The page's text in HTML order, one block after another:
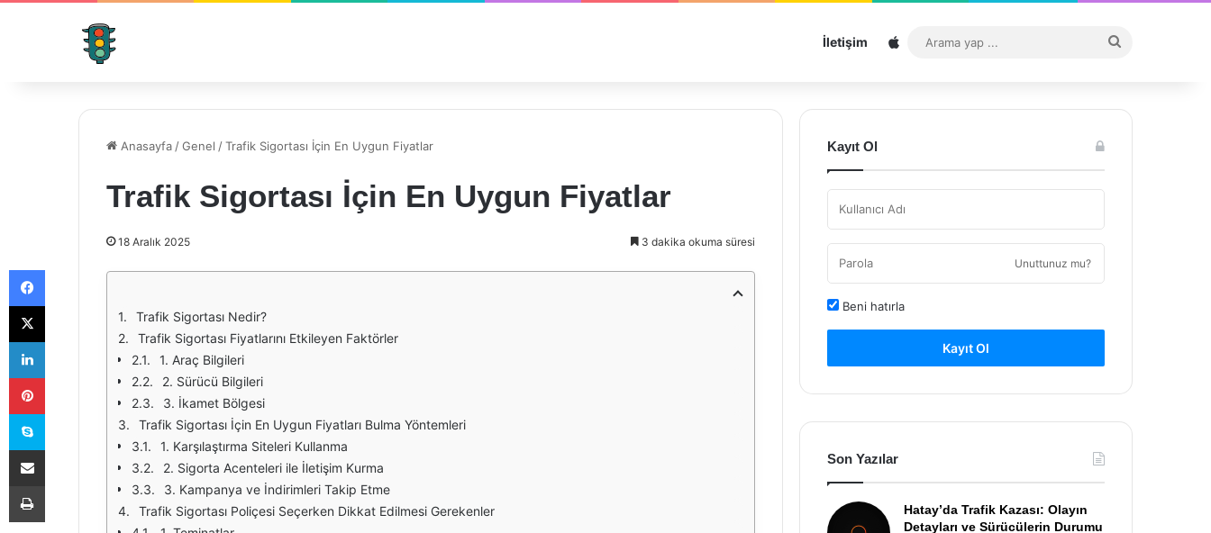
İletişim Sitemap
...
Anasayfa /Genel /Trafik Sigortası İçin En Uygun Fiyatlar
Trafik Sigortası İçin En Uygun Fiyatlar
18 Aralık 2025 3 dakika okuma süresi
Trafik Sigortası Nedir?
Trafik Sigortası Fiyatlarını Etkileyen Faktörler
1. Araç Bilgileri
2. Sürücü Bilgileri
3. İkamet Bölgesi
Trafik Sigortası İçin En Uygun Fiyatları Bulma Yöntemleri
1. Karşılaştırma Siteleri Kullanma
2. Sigorta Acenteleri ile İletişim Kurma
3. Kampanya ve İndirimleri Takip Etme
Trafik Sigortası Poliçesi Seçerken Dikkat Edilmesi Gerekenler
Kayıt Ol
Unuttunuz mu?
Beni hatırla
Kayıt Ol
Son Yazılar
Hatay’da Trafik Kazası: Olayın
Detayları ve Sürücülerin Durumu
Facebook
X
LinkedIn
Pinterest
Skype
E-Posta ile paylaş